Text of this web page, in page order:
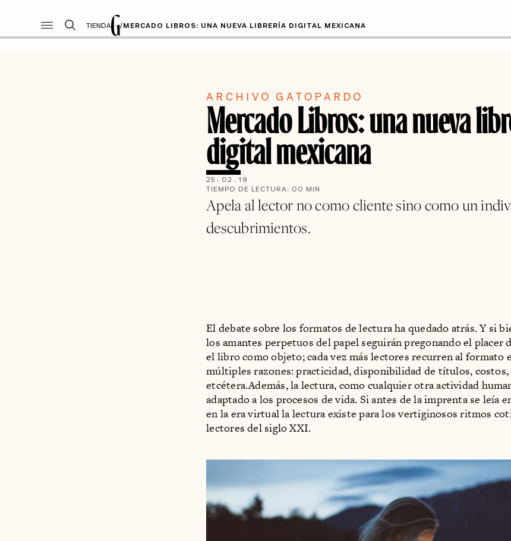
TIENDA /MERCADO LIBROS: UNA NUEVA LIBRERÍA DIGITAL MEXICANA
ARCHIVO GATOPARDO
Mercado Libros: una nueva
digital mexicana
25 . 02 . 19
TIEMPO DE LECTURA: 00 MIN
Apela al lector no como cliente sino como un
descubrimientos.
El debate sobre los formatos de lectura ha quedado atrás. Y si
los amantes perpetuos del papel seguirán pregonando el placer
el libro como objeto; cada vez más lectores recurren al formato
múltiples razones: practicidad, disponibilidad de títulos,
etcétera.Además, la lectura, como cualquier otra actividad
adaptado a los procesos de vida. Si antes de la imprenta se leía
en la era virtual la lectura existe para los vertiginosos ritmos
lectores del siglo XXI.